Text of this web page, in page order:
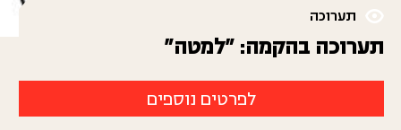
תערוכה
תערוכה בהקמה: "למטה"
לפרטים נוספים